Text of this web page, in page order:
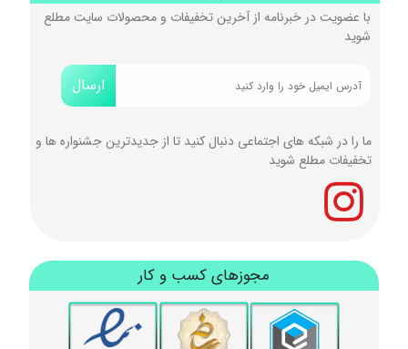
با عضویت در خبرنامه از آخرین تخفیفات و محصولات سایت مطلع
شوید
ارسال
ما را در شبکه های اجتماعی دنبال کنید تا از جدیدترین جشنواره ها و
تخفیفات مطلع شوید
مجوزهای کسب و کار